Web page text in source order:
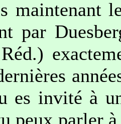
maintenant
par
es invité à
peux parler